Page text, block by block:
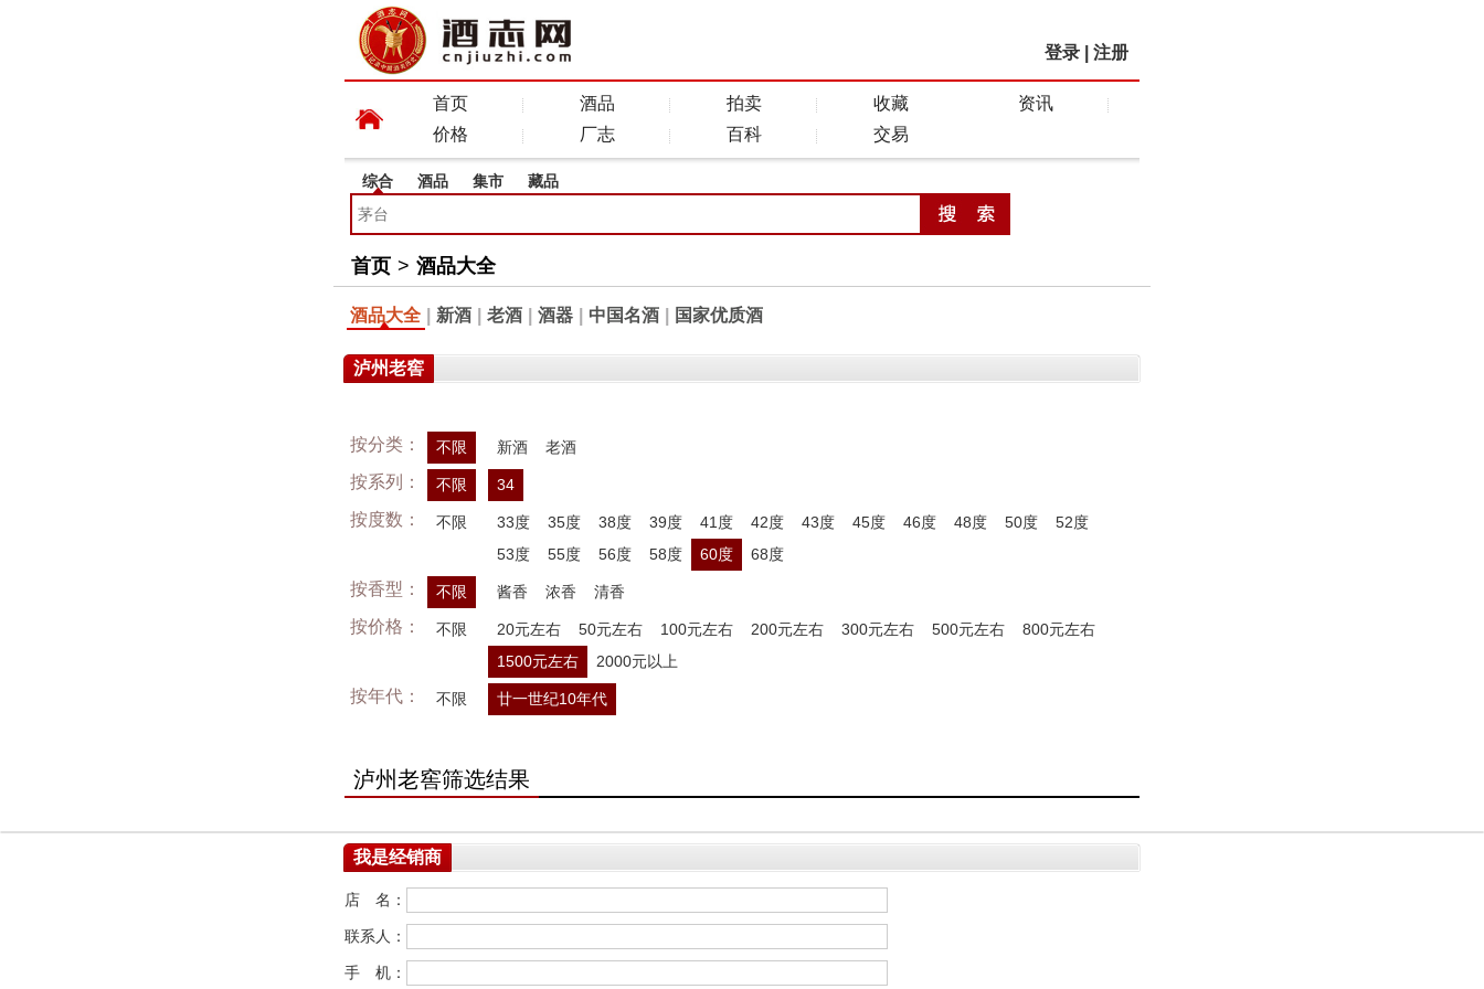
登录 注册
首页 酒品 拍卖 收藏
资讯
价格
厂志 百科 交易
综合 酒品 集市 藏品
首页 > 酒品大全
酒品大全 新酒 老酒 酒器 中国名酒 国家优质酒
泸州老窖
按分类： 不限 新酒 老酒
按系列： 不限 34
按度数： 不限 33度 35度 38度 39度 41度 42度 43度 45度 46度 48度 50度
52度
53度
55度 56度 58度 60度 68度
按香型： 不限 酱香 浓香 清香
按价格： 不限 20元左右 50元左右 100元左右 200元左右 300元左右 500元左右
800元左右
1500元左右
2000元以上
按年代： 不限 廿一世纪10年代
泸州老窖筛选结果
我是经销商
店 名：
联系人：
手 机：